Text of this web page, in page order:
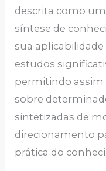
descrita como
síntese de
sua
estudos
permitindo assim
sobre
sintetizadas de
direcionamento
prática do